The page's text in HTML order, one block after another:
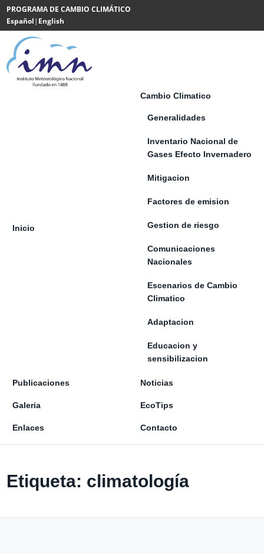
Saltar al contenido
PROGRAMA DE CAMBIO CLIMÁTICO
Español| English
Powered
by
Translate
Inicio
Cambio Climatico
Generalidades
Inventario Nacional de
Gases Efecto Invernadero
Mitigacion
Factores de emision
Gestion de riesgo
Comunicaciones
Nacionales
Escenarios de Cambio
Climatico
Adaptacion
Educacion y
sensibilizacion
Publicaciones Noticias
Galeria EcoTips
Enlaces Contacto
Etiqueta: climatología